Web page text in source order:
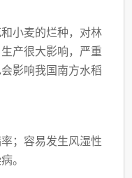
小麦的烂种，对林
产很大影响，严重
影响我国南方水稻
；容易发生风湿性
。